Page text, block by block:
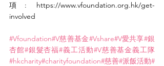
項: https://www.vfoundation.org.hk/get-
involved
#Vfoundation#V慈善基金#Vshare#V愛共享#銀
杏館#銀髮杏福#義工活動#V慈善基金義工隊
#hkcharity#charityfoundation#慈善#派飯活動#